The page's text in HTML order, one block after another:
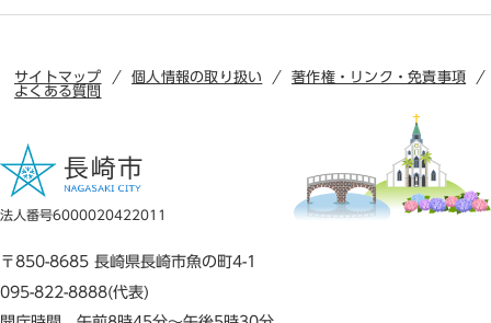
サイトマップ 個人情報の取り扱い
著作権・リンク・免責事項
よくある質問
法人番号6000020422011
〒850-8685 長崎県長崎市魚の町4-1
095-822-8888(代表)